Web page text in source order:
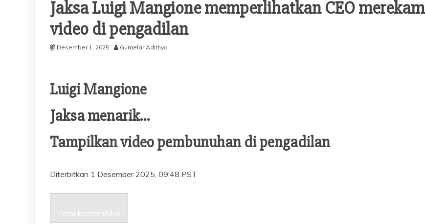
Jaksa Luigi Mangione memperlihatkan CEO merekam
video di pengadilan
Desember 1, 2025 Gumelar Adithya
Luigi Mangione
Jaksa menarik…
Tampilkan video pembunuhan di pengadilan
Diterbitkan 1 Desember 2025, 09:48 PST
Putar konten video